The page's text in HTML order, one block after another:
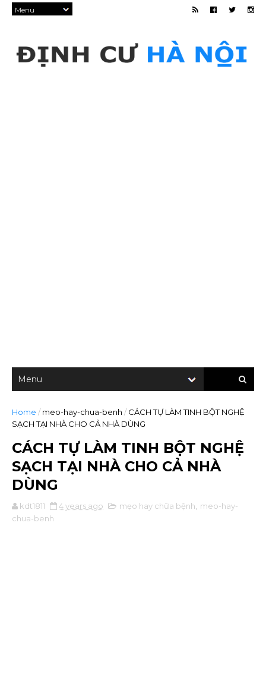
Home / meo-hay-chua-benh / CÁCH TỰ LÀM TINH BỘT NGHỆ
SẠCH TẠI NHÀ CHO CẢ NHÀ DÙNG
CÁCH TỰ LÀM TINH BỘT NGHỆ
SẠCH TẠI NHÀ CHO CẢ NHÀ
DÙNG
kdt1811 4 years ago mẹo hay chữa bệnh
meo-hay-
chua-benh